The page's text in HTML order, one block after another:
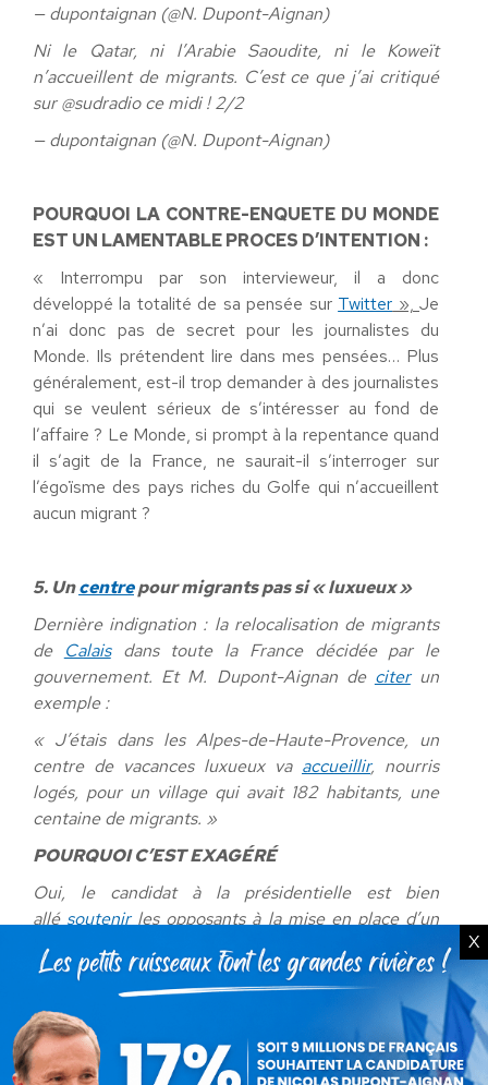
— dupontaignan (@N. Dupont-Aignan)
Ni le Qatar, ni l’Arabie Saoudite, ni le Koweït
n’accueillent de migrants. C’est ce que j’ai critiqué
sur @sudradio ce midi ! 2/2
— dupontaignan (@N. Dupont-Aignan)
POURQUOI LA CONTRE-ENQUETE DU MONDE
EST UN LAMENTABLE PROCES D’INTENTION :
« Interrompu par son intervieweur, il a donc
développé la totalité de sa pensée sur Twitter »,Je
n’ai donc pas de secret pour les journalistes du
Monde. Ils prétendent lire dans mes pensées… Plus
généralement, est-il trop demander à des journalistes
qui se veulent sérieux de s’intéresser au fond de
l’affaire ? Le Monde, si prompt à la repentance quand
il s’agit de la France, ne saurait-il s’interroger sur
l’égoïsme des pays riches du Golfe qui n’accueillent
aucun migrant ?
5. Uncentrepour migrants pas si « luxueux »
Dernière indignation : la relocalisation de migrants
de Calaisdans toute la France décidée par le
gouvernement. Et M. Dupont-Aignan de citerun
exemple :
« J’étais dans les Alpes-de-Haute-Provence, un
centre de vacances luxueux va accueillir, nourris
logés, pour un village qui avait 182 habitants, une
centaine de migrants. »
POURQUOI C’EST EXAGÉRÉ
Oui, le candidat à la présidentielle est bien
allé soutenirles opposants à la mise en place d’un
centre d’accueil et d’orientation
pour une centaine
de migrants dans les Alpes-de-Haute-Provence, à
Champtercier, le 23 septembre. Il a même publié
une vidéo sur
. Mais il exagère plusieurs
détails. Le village ne comprend pas 182 habitants –
soulignons la précision dans l’erreur – mais 755,
X